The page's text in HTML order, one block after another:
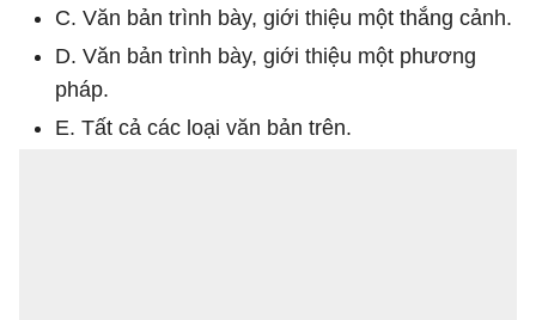
C. Văn bản trình bày, giới thiệu một thắng cảnh.
D. Văn bản trình bày, giới thiệu một phương
pháp.
E. Tất cả các loại văn bản trên.